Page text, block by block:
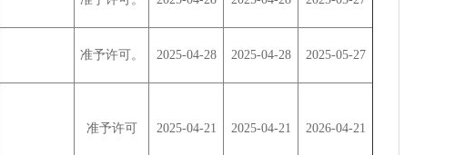
准予许可。 2025-04-28 2025-04-28 2025-05-27
准予许可 2025-04-21 2025-04-21 2026-04-21